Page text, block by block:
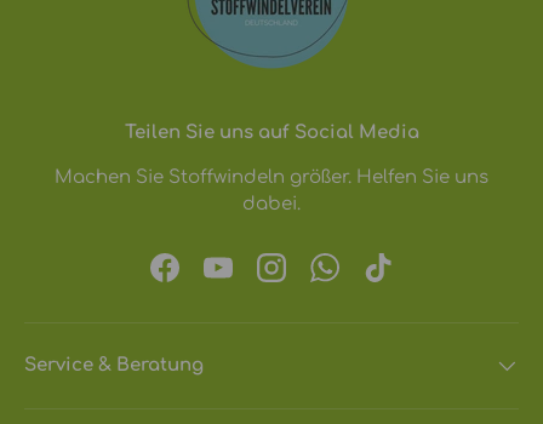
Teilen Sie uns auf Social Media
Machen Sie Stoffwindeln größer. Helfen Sie uns
dabei.
FacebookYouTubeInstagramWhatsApp
TikTok
Service & Beratung